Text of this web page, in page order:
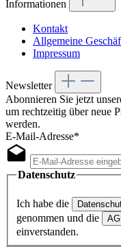
Informationen
Kontakt
Allgemeine
Impressum
Newsletter
Abonnieren Sie jetzt
um rechtzeitig über neue
werden.
E-Mail-Adresse*
Datenschutz
Ich habe die
genommen und die
einverstanden.